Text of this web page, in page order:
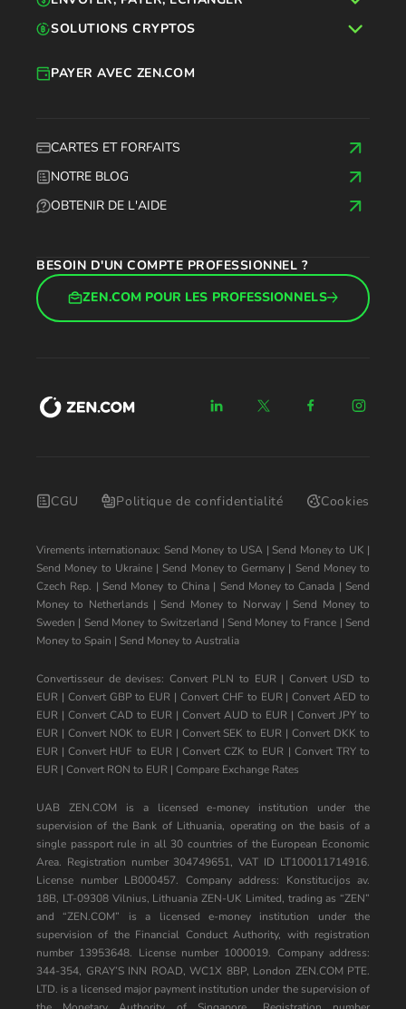
CARTES ET FORFAITS
NOTRE BLOG
OBTENIR DE L'AIDE
PAYER AVEC ZEN.COM
BESOIN D'UN COMPTE PROFESSIONNEL ?
ZEN.COM POUR LES PROFESSIONNELS
SOLUTIONS CRYPTOS
CGU Politique de confidentialité Cookies
Virements internationaux: Send Money to USA | Send Money to UK |
Send Money to Ukraine| Send Money to Germany | Send Money to
Czech Rep. | Send Money to China| Send Money to Canada | Send
Money to Netherlands | Send Money to Norway| Send Money to
Sweden | Send Money to Switzerland | Send Money to France | Send
Money to Spain | Send Money to Australia
Convertisseur de devises: Convert PLN to EUR| Convert USD to
EUR | Convert GBP to EUR |Convert CHF to EUR|Convert AED to
EUR | Convert CAD to EUR | Convert AUD to EUR | Convert JPY to
EUR | Convert NOK to EUR| Convert SEK to EUR |Convert DKK to
EUR |Convert HUF to EUR|Convert CZK to EUR | Convert TRY to
EUR | Convert RON to EUR | Compare Exchange Rates
UAB ZEN.COM is a licensed e-money institution under the
supervision of the Bank of Lithuania, operating on the basis of a
single passport rule in all 30 countries of the European Economic
Area. Registration number 304749651, VAT ID LT100011714916.
License number LB000457. Company address: Konstitucijos av.
18B, LT-09308 Vilnius, Lithuania ZEN-UK Limited, trading as “ZEN”
and “ZEN.COM” is a licensed e-money institution under the
supervision of the Financial Conduct Authority, with registration
number 13953648. License number 1000019. Company address:
344-354, GRAY’S INN ROAD, WC1X 8BP, London ZEN.COM PTE.
LTD. is a licensed major payment institution under the supervision of